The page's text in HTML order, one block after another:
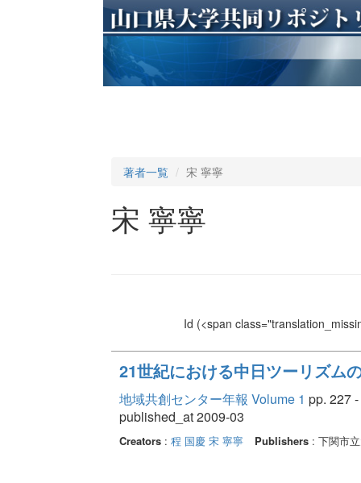
著者一覧 宋 寧寧
宋 寧寧
Id (<span
21世紀における中日ツーリズム
地域共創センター年報 Volume 1 pp. 227
published_at 2009-03
Creators: 程 国慶 宋 寧寧 Publishers: 下関市立